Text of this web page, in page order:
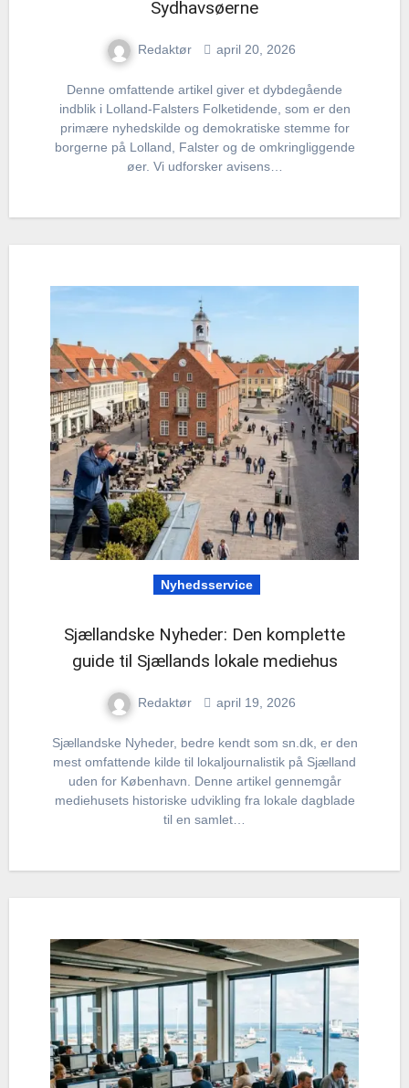
Sydhavsøerne
Redaktør april 20, 2026
Denne omfattende artikel giver et dybdegående
indblik i Lolland-Falsters Folketidende, som er den
primære nyhedskilde og demokratiske stemme for
borgerne på Lolland, Falster og de omkringliggende
øer. Vi udforsker avisens…
Nyhedsservice
Sjællandske Nyheder: Den komplette
guide til Sjællands lokale mediehus
Redaktør april 19, 2026
Sjællandske Nyheder, bedre kendt som sn.dk, er den
mest omfattende kilde til lokaljournalistik på Sjælland
uden for København. Denne artikel gennemgår
mediehusets historiske udvikling fra lokale dagblade
til en samlet…